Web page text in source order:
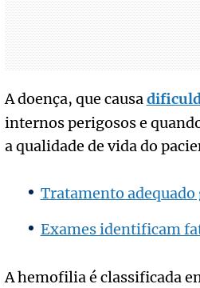
A doença, que causa
internos perigosos e
a qualidade de vida do
Tratamento adequado
Exames identificam
A hemofilia é classificada